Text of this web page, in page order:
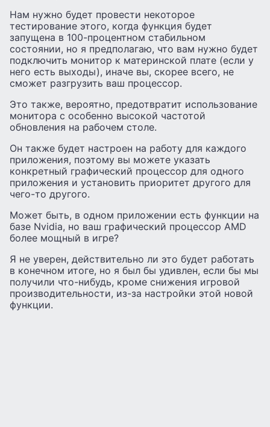
Нам нужно будет провести некоторое
тестирование этого, когда функция будет
запущена в 100-процентном стабильном
состоянии, но я предполагаю, что вам нужно будет
подключить монитор к материнской плате (если у
него есть выходы), иначе вы, скорее всего, не
сможет разгрузить ваш процессор.
Это также, вероятно, предотвратит использование
монитора с особенно высокой частотой
обновления на рабочем столе.
Он также будет настроен на работу для каждого
приложения, поэтому вы можете указать
конкретный графический процессор для одного
приложения и установить приоритет другого для
чего-то другого.
Может быть, в одном приложении есть функции на
базе Nvidia, но ваш графический процессор AMD
более мощный в игре?
Я не уверен, действительно ли это будет работать
в конечном итоге, но я был бы удивлен, если бы мы
получили что-нибудь, кроме снижения игровой
производительности, из-за настройки этой новой
функции.